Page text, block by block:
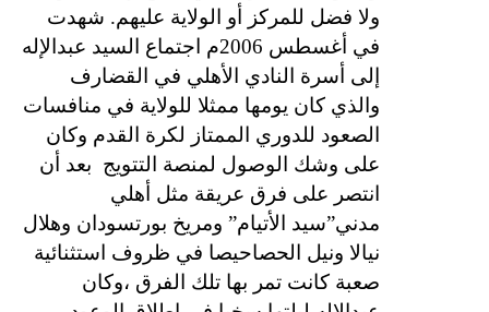
ولا فضل للمركز أو الولاية عليهم. شهدت
في أغسطس 2006م اجتماع السيد عبدالإله
إلى أسرة النادي الأهلي في القضارف
والذي كان يومها ممثلا للولاية في منافسات
الصعود للدوري الممتاز لكرة القدم وكان
على وشك الوصول لمنصة التتويج بعد أن
انتصر على فرق عريقة مثل أهلي
مدني”سيد الأتيام” ومريخ بورتسودان وهلال
نيالا ونيل الحصاحيصا في ظروف استثنائية
صعبة كانت تمر بها تلك الفرق ،وكان